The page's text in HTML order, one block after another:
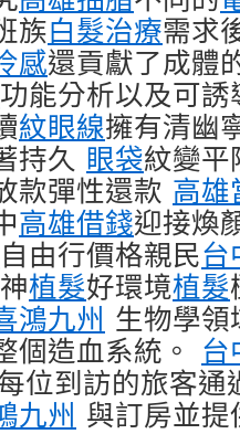
族白髮治療需求
感還貢獻了成體
功能分析以及可誘
紋眼線擁有清幽
持久 眼袋紋變
款彈性還款 高雄
高雄借錢迎接煥
自由行價格親民台
植髮好環境植髮
鴻九州 生物學
個造血系統。 台
位到訪的旅客
九州 與訂房並